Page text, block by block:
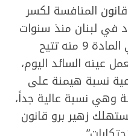
المنافسة لكسر
في لبنان منذ سنوات
طويلة، غير أنه أورد ثغرة في المادة 9 منه تتيح
عينه السائد اليوم،
نسبة هيمنة على
35 في المئة وهي نسبة عالية جداً،
زهير برو قانون